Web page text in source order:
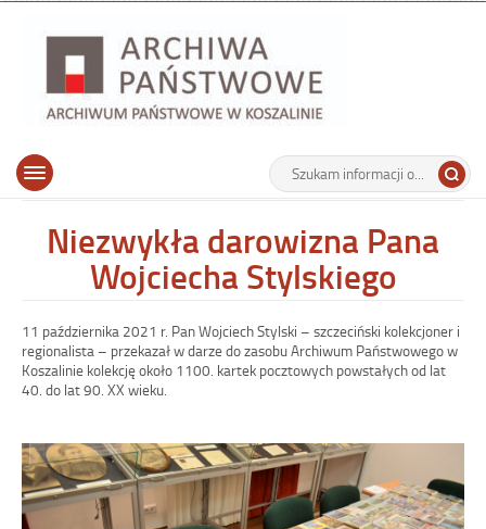
Archiwum Państwowe w Koszalinie
Wyszukiwarka
Tutaj
wpisz
Górne
Otwórz
Niezwykła darowizna Pana
Wojciecha Stylskiego
11 października 2021 r. Pan Wojciech Stylski – szczeciński kolekcjoner i
regionalista – przekazał w darze do zasobu Archiwum Państwowego w
Koszalinie kolekcję około 1100. kartek pocztowych powstałych od lat
40. do lat 90. XX wieku.